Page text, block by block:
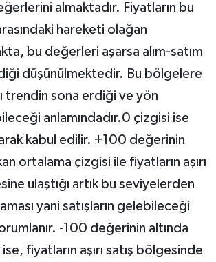
almaktadır. Fiyatların bu
hareketi olağan
bu değerleri aşarsa alım-satım
düşünülmektedir. Bu bölgelere
trendin sona erdiği ve yön
anlamındadır.0 çizgisi ise
kabul edilir. +100 değerinin
ortalama çizgisi ile fiyatların aşırı
ulaştığı artık bu seviyelerden
yani satışların gelebileceği
-100 değerinin altında
fiyatların aşırı satış bölgesinde